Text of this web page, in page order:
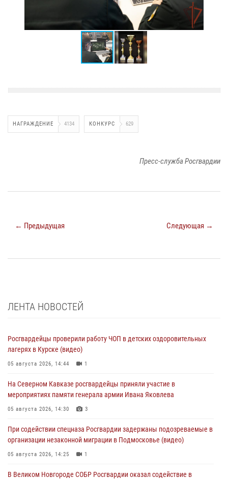
НАГРАЖДЕНИЕ 4134 КОНКУРС 629
Пресс-служба Росгвардии
← Предыдущая Следующая →
ЛЕНТА НОВОСТЕЙ
Росгвардейцы проверили работу ЧОП в детских оздоровительных
лагерях в Курске (видео)
05 августа 2026, 14:44 1
На Северном Кавказе росгвардейцы приняли участие в
мероприятиях памяти генерала армии Ивана Яковлева
05 августа 2026, 14:30 3
При содействии спецназа Росгвардии задержаны подозреваемые в
организации незаконной миграции в Подмосковье (видео)
05 августа 2026, 14:25 1
В Великом Новгороде СОБР Росгвардии оказал содействие в